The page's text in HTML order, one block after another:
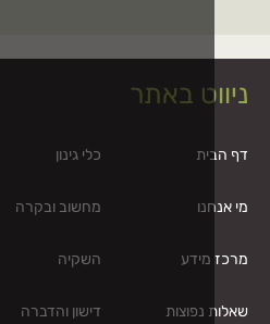
באתר
נפוצות
מחשוב ובקרה
דישון והדברה